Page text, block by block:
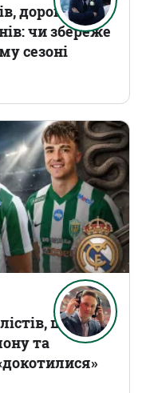
дорогі
чи збереже
сезоні
що
та